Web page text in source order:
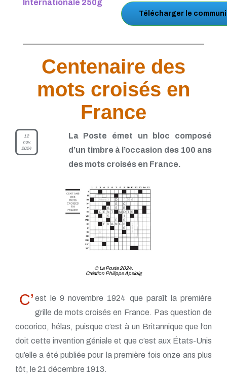
Internationale 250g
Télécharger le
Centenaire des
mots croisés en
France
12
nov.
2024
La Poste émet un bloc composé
d’un timbre à l’occasion des 100 ans
des mots croisés en France.
© La Poste 2024.
Création Philippe Apeloig
C’ est le 9 novembre 1924 que paraît la première
grille de mots croisés en France. Pas question de
cocorico, hélas, puisque c’est à un Britannique que l’on
doit cette invention géniale et que c’est aux États-Unis
qu’elle a été publiée pour la première fois onze ans plus
tôt, le 21 décembre 1913.